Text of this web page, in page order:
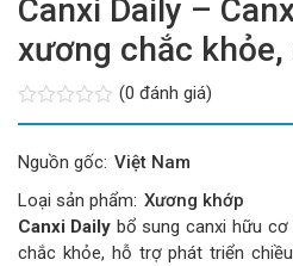
Canxi Daily –
xương chắc
(0 đánh giá)
Nguồn gốc: Việt Nam
Loại sản phẩm: Xương khớp
Canxi Daily bổ sung canxi hữu
chắc khỏe, hỗ trợ phát triển